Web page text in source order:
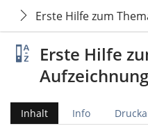
Erste Hilfe zum
Erste Hilfe
Inhalt Info